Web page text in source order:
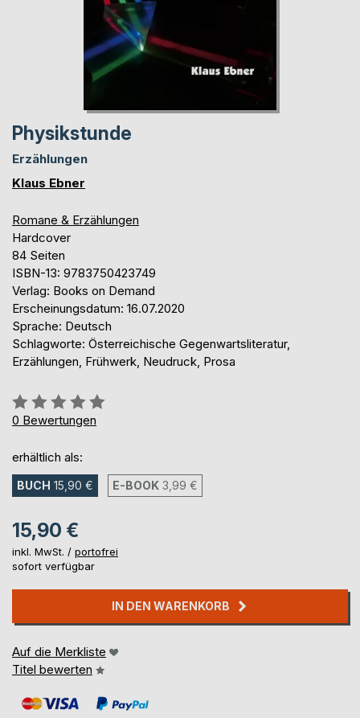
Physikstunde
Erzählungen
Klaus Ebner
Romane & Erzählungen
Hardcover
84 Seiten
ISBN-13: 9783750423749
Verlag: Books on Demand
Erscheinungsdatum: 16.07.2020
Sprache: Deutsch
Schlagworte: Österreichische Gegenwartsliteratur,
Erzählungen, Frühwerk, Neudruck, Prosa
Bewertung::
0%
0 Bewertungen
erhältlich als:
BUCH 15,90 € E-BOOK 3,99 €
15,90 €
inkl. MwSt. / portofrei
sofort verfügbar
IN DEN WARENKORB
Auf die Merkliste
Titel bewerten